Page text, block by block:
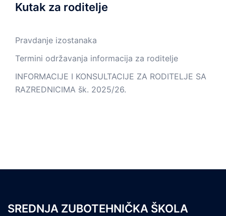
Kutak za roditelje
Pravdanje izostanaka
Termini održavanja informacija za roditelje
INFORMACIJE I KONSULTACIJE ZA RODITELJE SA
RAZREDNICIMA šk. 2025/26.
SREDNJA ZUBOTEHNIČKA ŠKOLA